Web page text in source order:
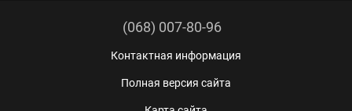
(068) 007-80-96
Контактная информация
Полная версия сайта